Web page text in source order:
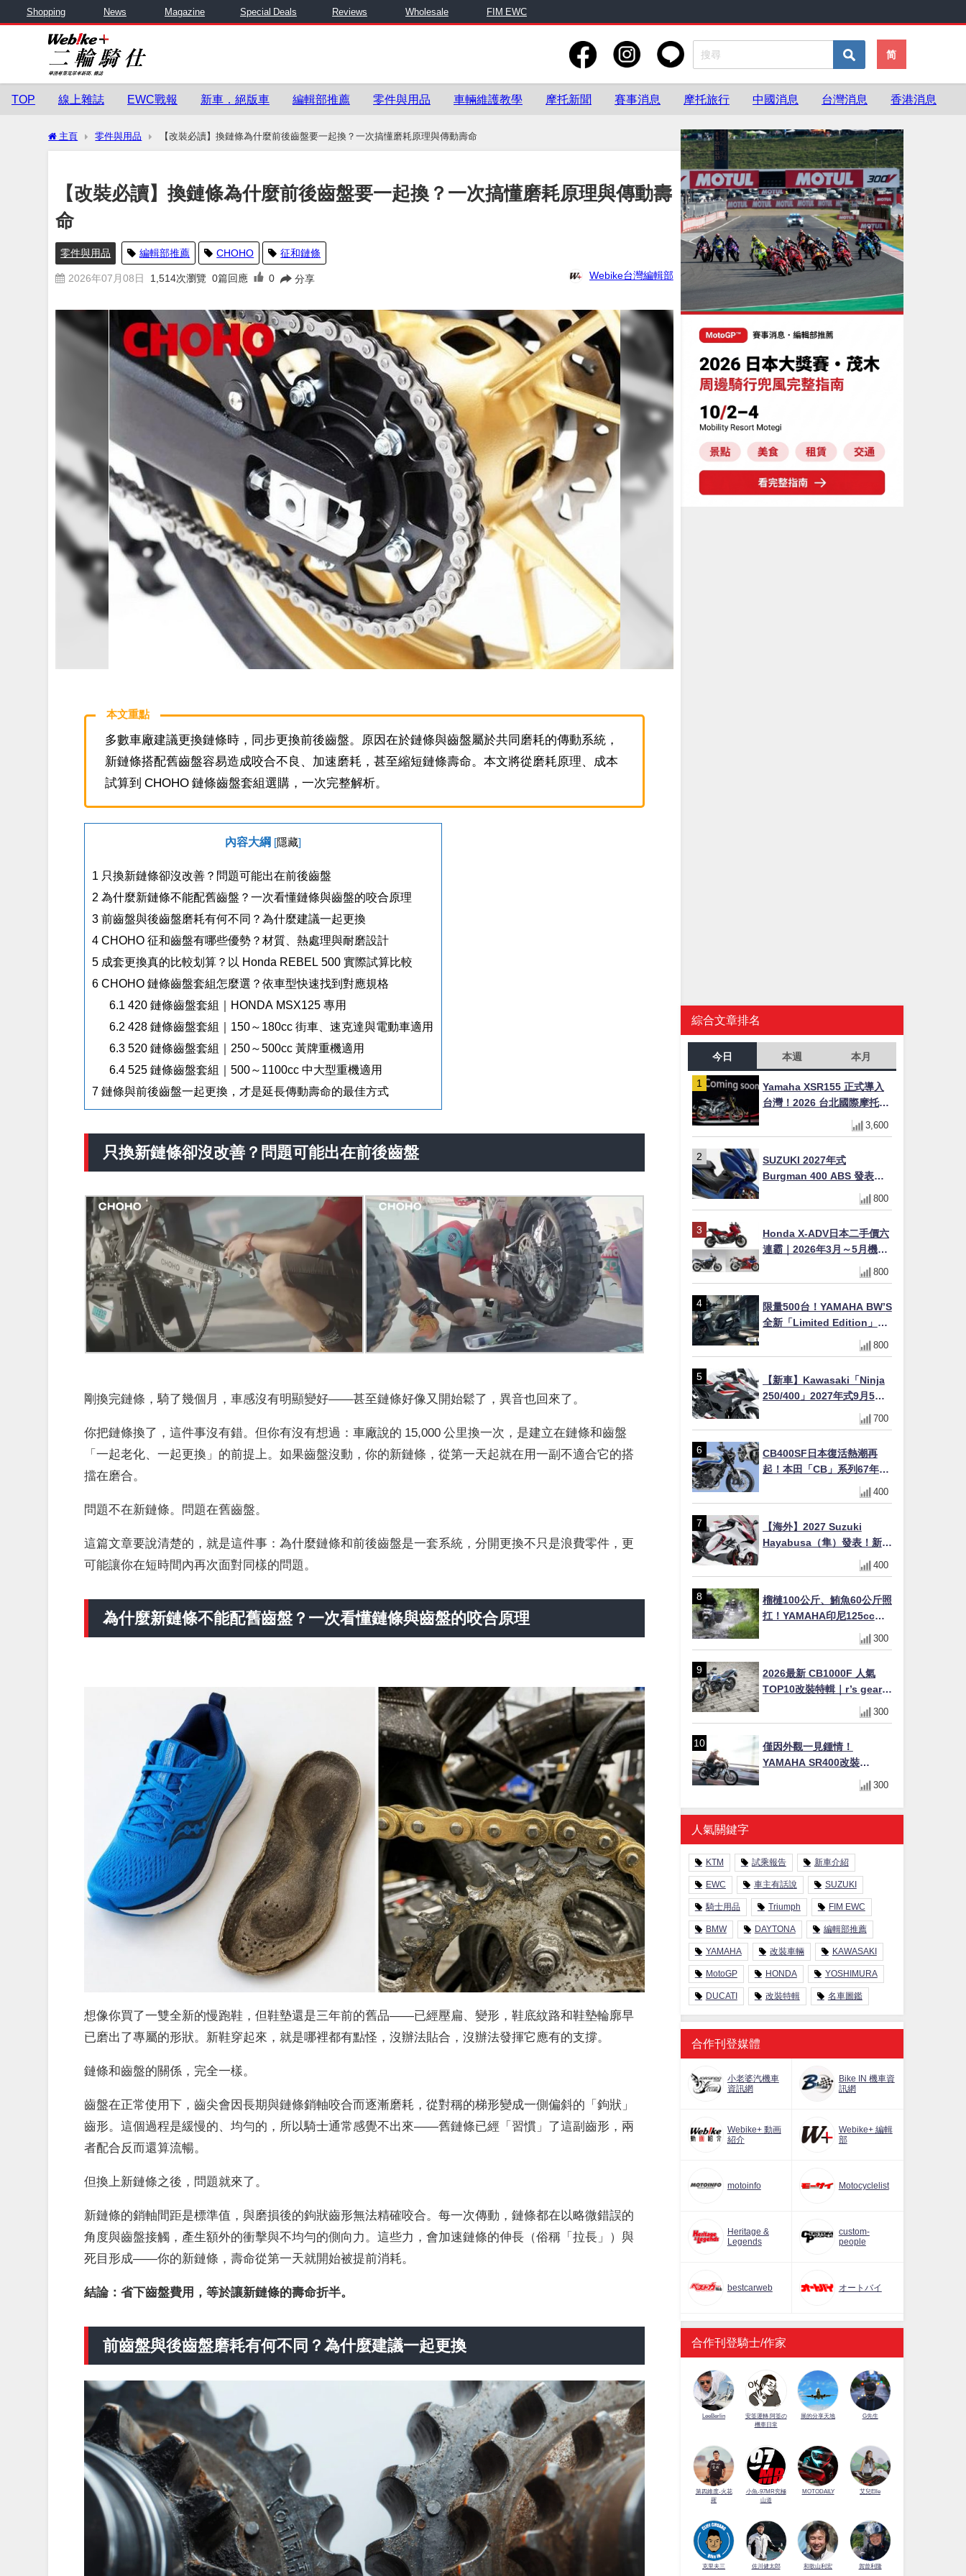
Shopping News Magazine Special Deals Reviews Wholesale FIM EWC
简
TOP 線上雜誌 EWC戰報 新車．絕版車 編輯部推薦 零件與用品 車輛維護教學 摩托新聞 賽事消息 摩托旅行 中國消息 台灣消息 香港消息
主頁 零件與用品 【改裝必讀】換鏈條為什麼前後齒盤要一起換？一次搞懂磨耗原理與傳動壽命
【改裝必讀】換鏈條為什麼前後齒盤要一起換？一次搞懂磨耗原理與傳動壽
命
零件與用品 編輯部推薦 CHOHO 征和鏈條
2026年07月08日 1,514次瀏覽 0篇回應 0 分享 Webike台灣編輯部
本文重點
多數車廠建議更換鏈條時，同步更換前後齒盤。原因在於鏈條與齒盤屬於共同磨耗的傳動系統，
新鏈條搭配舊齒盤容易造成咬合不良、加速磨耗，甚至縮短鏈條壽命。本文將從磨耗原理、成本
試算到 CHOHO 鏈條齒盤套組選購，一次完整解析。
內容大綱 [隱藏]
1
只換新鏈條卻沒改善？問題可能出在前後齒盤
2 為什麼新鏈條不能配舊齒盤？一次看懂鏈條與齒盤的咬合原理
3 前齒盤與後齒盤磨耗有何不同？為什麼建議一起更換
4 CHOHO 征和齒盤有哪些優勢？材質、熱處理與耐磨設計
5 成套更換真的比較划算？以 Honda REBEL 500 實際試算比較
6 CHOHO 鏈條齒盤套組怎麼選？依車型快速找到對應規格
6.1 420 鏈條齒盤套組｜HONDA MSX125 專用
6.2 428 鏈條齒盤套組｜150～180cc 街車、速克達與電動車適用
6.3 520 鏈條齒盤套組｜250～500cc 黃牌重機適用
6.4 525 鏈條齒盤套組｜500～1100cc 中大型重機適用
7 鏈條與前後齒盤一起更換，才是延長傳動壽命的最佳方式
只換新鏈條卻沒改善？問題可能出在前後齒盤
剛換完鏈條，騎了幾個月，車感沒有明顯變好——甚至鏈條好像又開始鬆了，異音也回來了。
你把鏈條換了，這件事沒有錯。但你有沒有想過：車廠說的 15,000 公里換一次，是建立在鏈條和齒盤
「一起老化、一起更換」的前提上。如果齒盤沒動，你的新鏈條，從第一天起就在用一副不適合它的搭
擋在磨合。
問題不在新鏈條。問題在舊齒盤。
這篇文章要說清楚的，就是這件事：為什麼鏈條和前後齒盤是一套系統，分開更換不只是浪費零件，更
可能讓你在短時間內再次面對同樣的問題。
為什麼新鏈條不能配舊齒盤？一次看懂鏈條與齒盤的咬合原理
想像你買了一雙全新的慢跑鞋，但鞋墊還是三年前的舊品——已經壓扁、變形，鞋底紋路和鞋墊輪廓早
已磨出了專屬的形狀。新鞋穿起來，就是哪裡都有點怪，沒辦法貼合，沒辦法發揮它應有的支撐。
鏈條和齒盤的關係，完全一樣。
齒盤在正常使用下，齒尖會因長期與鏈條銷軸咬合而逐漸磨耗，從對稱的梯形變成一側偏斜的「鉤狀」
齒形。這個過程是緩慢的、均勻的，所以騎士通常感覺不出來——舊鏈條已經「習慣」了這副齒形，兩
者配合反而還算流暢。
但換上新鏈條之後，問題就來了。
新鏈條的銷軸間距是標準值，與磨損後的鉤狀齒形無法精確咬合。每一次傳動，鏈條都在以略微錯誤的
角度與齒盤接觸，產生額外的衝擊與不均勻的側向力。這些力，會加速鏈條的伸長（俗稱「拉長」）與
死目形成——你的新鏈條，壽命從第一天就開始被提前消耗。
結論：省下齒盤費用，等於讓新鏈條的壽命折半。
前齒盤與後齒盤磨耗有何不同？為什麼建議一起更換
綜合文章排名
今日 本週 本月
Yamaha XSR155 正式導入
台灣！2026 台北國際摩托車
展亮相，70 週年紀念版
YZF-R 系列限量追加販售
3,600
SUZUKI 2027年式
Burgman 400 ABS 發表！
8/18日本上市、支援E10汽油
售價98萬100日圓
800
Honda X-ADV日本二手價六
連霸｜2026年3月～5月機車
轉售排行榜 CBR1000RR-R
FIREBLADE SP首度躋身前
800
限量500台！YAMAHA BW’S
全新「Limited Edition」都
市探索限定色 GOOPiMADE
聯名包同步登場
800
【新車】Kawasaki「Ninja
250/400」2027年式9月5日
日本發售！新塗裝登場×價格
不變×輔助滑動式離合器
700
CB400SF日本復活熱潮再
起！本田「CB」系列67年傳
奇解密 與CBR差異一次搞懂
400
【海外】2027 Suzuki
Hayabusa（隼）發表！新增
Special Edition 特仕版，全
新珍珠白塗裝與專屬配備登
400
榴槤100公斤、鮪魚60公斤照
扛！YAMAHA印尼125cc速
克達Gear Ultima 2740公里
耐操實測
300
2026最新 CB1000F 人氣
TOP10改裝特輯｜r’s gear鈦
合金排氣管、OHLINS TTX
後避震、HONDA頭燈整流罩
300
僅因外觀一見鍾情！
YAMAHA SR400改裝
Tracker風格｜ 女車主的機車
300
人氣關鍵字
KTM 試乘報告 新車介紹
EWC 車主有話說 SUZUKI
騎士用品 Triumph FIM EWC
BMW DAYTONA 編輯部推薦
YAMAHA 改裝車輛 KAWASAKI
MotoGP HONDA YOSHIMURA
DUCATI 改裝特輯 名車圖鑑
合作刊登媒體
小老婆汽機車
資訊網
Bike IN 機車資
訊網
Webike+ 動画
紹介
Webike+ 編輯
部
motoinfo Motocyclelist
Heritage &
Legends
custom-
people
bestcarweb オートバイ
合作刊登騎士/作家
LeeBerlin
安筌運轉 阿筌の
機車日常
展的分享天地 G先生
第四維度-火花
羅
小魚-97MR究極
山道
MOTODAILY 艾兒Elle
克里夫三 佐川健太郎 和歌山利宏 賀曾利隆